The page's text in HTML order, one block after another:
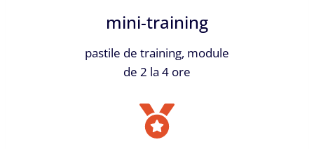
mini-training
pastile de training, module
de 2 la 4 ore